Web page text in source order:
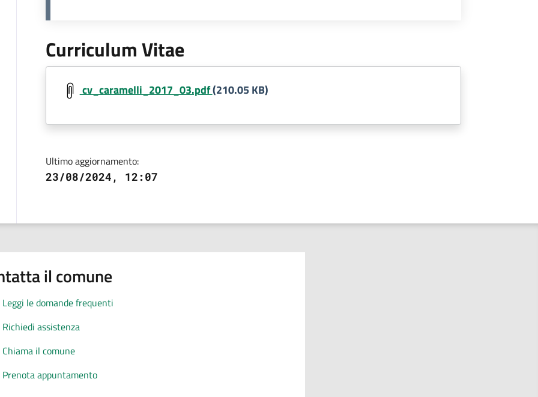
Curriculum Vitae
Document
cv_caramelli_2017_03.pdf(210.05 KB)
Ultimo aggiornamento:
23/08/2024, 12:07
il comune
Leggi le domande frequenti
Richiedi assistenza
Chiama il comune
Prenota appuntamento